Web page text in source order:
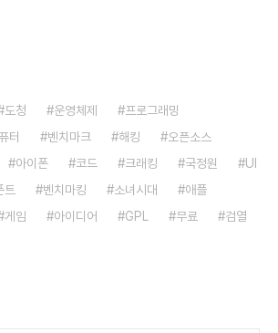
도청 운영체제
프로그래밍
터 벤치마크 해킹
오픈소스
아이폰 코드 크래킹 국정원
UI
트 벤치마킹 소녀시대
애플
게임 아이디어 GPL 무료 검열